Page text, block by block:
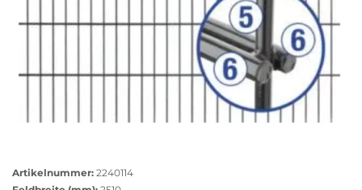
anzeigen
Artikelnummer: 2240114